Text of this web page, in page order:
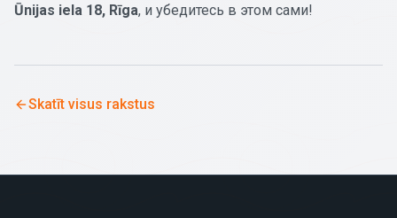
Ūnijas iela 18, Rīga, и убедитесь в этом сами!
Skatīt visus rakstus